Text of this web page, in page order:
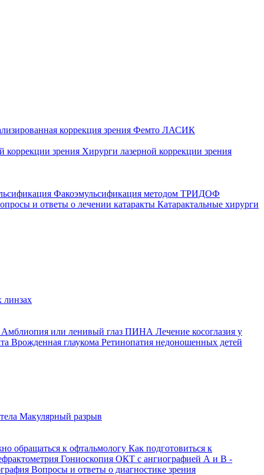
коррекция зрения Фемто ЛАСИК
коррекции зрения Хирурги лазерной коррекции зрения
Факоэмульсификация методом ТРИДОФ
и ответы о лечении катаракты Катарактальные хирурги
линзах
Амблиопия или ленивый глаз ПИНА Лечение косоглазия у
Врожденная глаукома Ретинопатия недоношенных детей
Макулярный разрыв
обращаться к офтальмологу Как подготовиться к
Гониоскопия ОКТ с ангиографией А и В -
Вопросы и ответы о диагностике зрения